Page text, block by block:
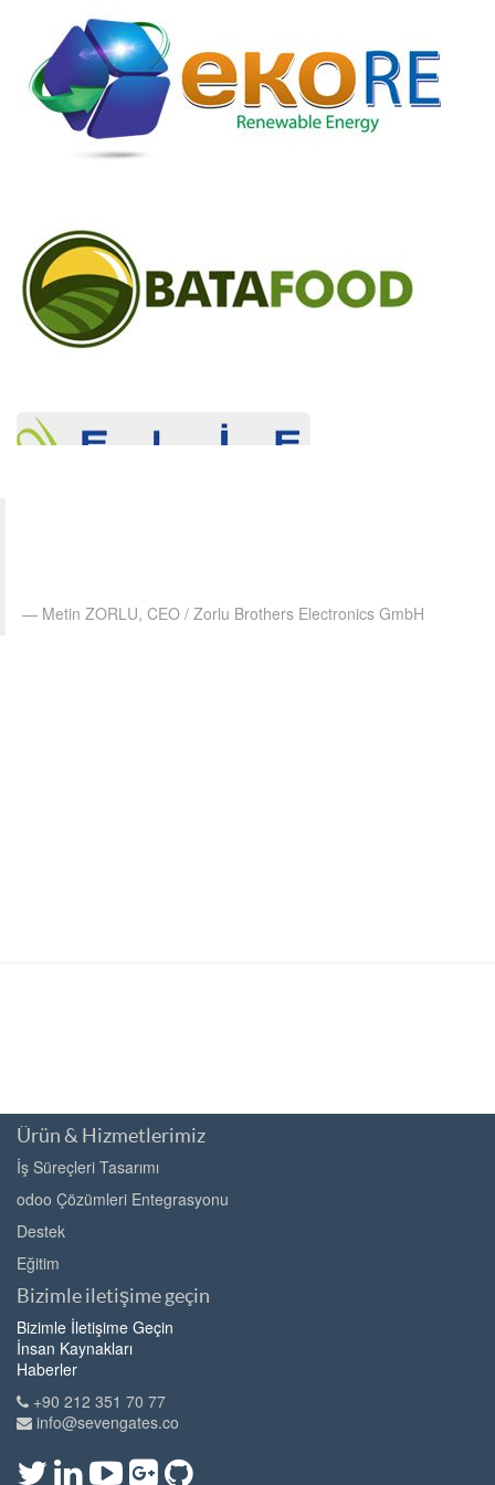
Metin ZORLU, CEO / Zorlu Brothers Electronics GmbH
Ürün & Hizmetlerimiz
İş Süreçleri Tasarımı
odoo Çözümleri Entegrasyonu
Destek
Eğitim
Bizimle iletişime geçin
Bizimle İletişime Geçin
İnsan Kaynakları
Haberler
+90 212 351 70 77
info@sevengates.co